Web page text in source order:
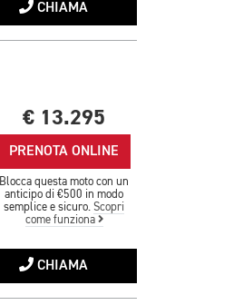
CHIAMA
€ 13.295
PRENOTA ONLINE
Blocca questa moto con un
anticipo di €500 in modo
semplice e sicuro.Scopri
come funziona
CHIAMA